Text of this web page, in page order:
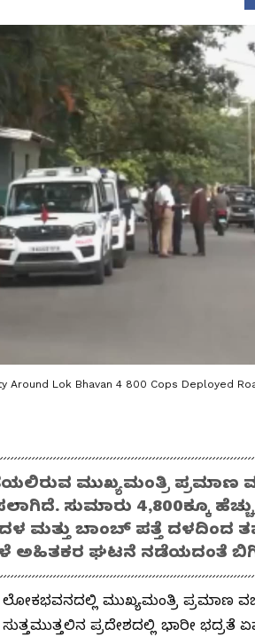
Around Lok Bhavan 4 800 Cops Deployed
ಮುಖ್ಯಮಂತ್ರಿ ಪ್ರಮಾಣ
ಸುಮಾರು 4,800ಕ್ಕೂ
ಮತ್ತು ಬಾಂಬ್ ಪತ್ತೆ ದಳದಿಂದ
ಅಹಿತಕರ ಘಟನೆ ನಡೆಯದಂತೆ ಬಿಗಿ
ಲೋಕಭವನದಲ್ಲಿ ಮುಖ್ಯಮಂತ್ರಿ ಪ್ರಮಾಣ
ಪ್ರದೇಶದಲ್ಲಿ ಭಾರೀ ಭದ್ರತೆ